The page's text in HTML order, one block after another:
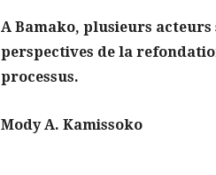
A Bamako, plusieurs
perspectives de la
processus.
Mody A. Kamissoko